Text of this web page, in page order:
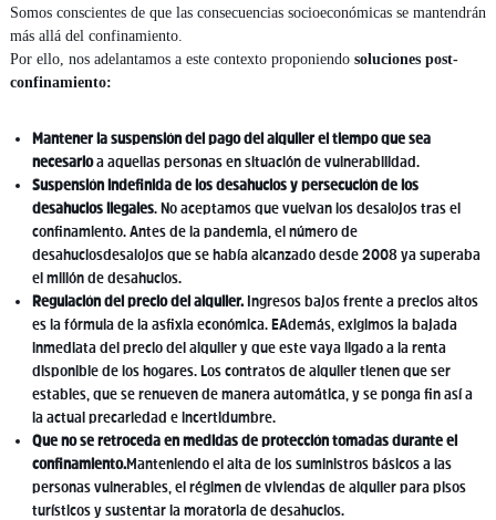
Somos conscientes de que las consecuencias socioeconómicas se mantendrán
más allá del confinamiento.
Por ello, nos adelantamos a este contexto proponiendosoluciones post-
confinamiento:
Mantener la suspensión del pago del alquiler el tiempo que sea
necesarioa aquellas personas en situación de vulnerabilidad.
Suspensión indefinida de los desahucios y persecución de los
desahucios ilegales. No aceptamos que vuelvan los desalojos tras el
confinamiento. Antes de la pandemia, el número de
desahuciosdesalojos que se había alcanzado desde 2008 ya superaba
el millón de desahucios.
Regulación del precio del alquiler. Ingresos bajos frente a precios altos
es la fórmula de la asfixia económica. EAdemás, exigimos la bajada
inmediata del precio del alquiler y que este vaya ligado a la renta
disponible de los hogares. Los contratos de alquiler tienen que ser
estables, que se renueven de manera automática, y se ponga fin así a
la actual precariedad e incertidumbre.
Que no se retroceda en medidas de protección tomadas durante el
confinamiento.Manteniendo el alta de los suministros básicos a las
personas vulnerables, el régimen de viviendas de alquiler para pisos
turísticos y sustentar la moratoria de desahucios.